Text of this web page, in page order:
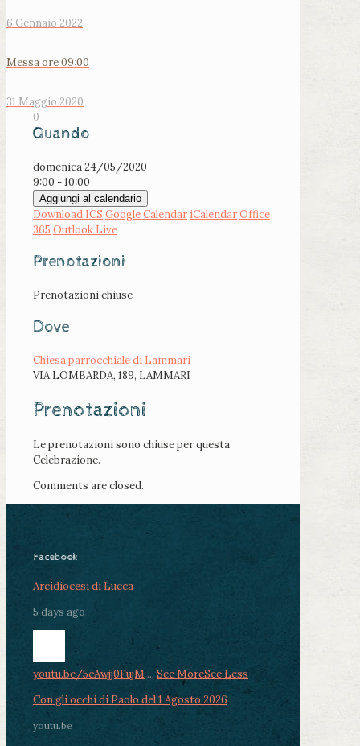
6 Gennaio 2022
Messa ore 09:00
31 Maggio 2020
0
Quando
domenica 24/05/2020
9:00 - 10:00
Aggiungi al calendario
Download ICS Google Calendar iCalendarOffice
365 Outlook Live
Prenotazioni
Prenotazioni chiuse
Dove
Chiesa parrocchiale di Lammari
VIA LOMBARDA, 189, LAMMARI
Prenotazioni
Le prenotazioni sono chiuse per questa
Celebrazione.
Comments are closed.
Facebook
Arcidiocesi di Lucca
5 days ago
youtu.be/5cAwjj0FujM ... See MoreSee Less
Con gli occhi di Paolo del 1 Agosto 2026
youtu.be